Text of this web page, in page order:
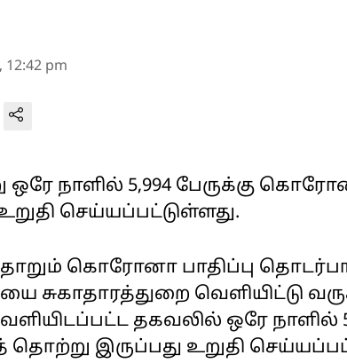
12:42 pm
ஒரே நாளில் 5,994 பேருக்கு
செய்யப்பட்டுள்ளது.
கொரோனா பாதிப்பு
வெளியிட்டு
தகவலில் ஒரே நாளில்
இருப்பது உறுதி